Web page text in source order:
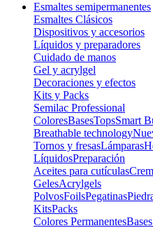
Esmaltes semipermanentes
Esmaltes Clásicos
Dispositivos y accesorios
Líquidos y preparadores
Cuidado de manos
Gel y acrylgel
Decoraciones y efectos
Kits y Packs
Semilac Professional
ColoresBasesTopsSmart
Breathable technology
Tornos y fresasLámparas
LíquidosPreparación
Aceites para cutículas
GelesAcrylgels
PolvosFoilsPegatinas
KitsPacks
Colores Permanentes